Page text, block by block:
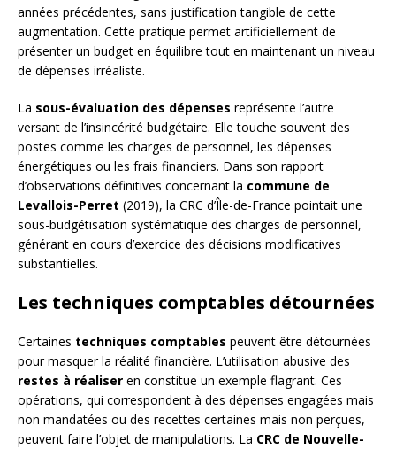
années précédentes, sans justification tangible de cette
augmentation. Cette pratique permet artificiellement de
présenter un budget en équilibre tout en maintenant un niveau
de dépenses irréaliste.
La sous-évaluation des dépenses représente l’autre
versant de l’insincérité budgétaire. Elle touche souvent des
postes comme les charges de personnel, les dépenses
énergétiques ou les frais financiers. Dans son rapport
d’observations définitives concernant la commune de
Levallois-Perret (2019), la CRC d’Île-de-France pointait une
sous-budgétisation systématique des charges de personnel,
générant en cours d’exercice des décisions modificatives
substantielles.
Les techniques comptables détournées
Certaines techniques comptables peuvent être détournées
pour masquer la réalité financière. L’utilisation abusive des
restes à réaliser en constitue un exemple flagrant. Ces
opérations, qui correspondent à des dépenses engagées mais
non mandatées ou des recettes certaines mais non perçues,
peuvent faire l’objet de manipulations. La CRC de Nouvelle-